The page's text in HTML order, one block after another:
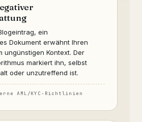
ein
Dokument erwähnt Ihren
ungünstigen Kontext. Der
markiert ihn, selbst
oder unzutreffend ist.
AML/KYC-Richtlinien